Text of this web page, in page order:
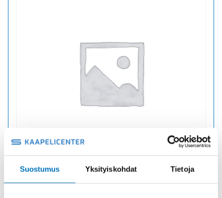
Suostumus Yksityiskohdat Tietoja
HSK-M NPT 1/2″ HOLKKITIIVISTE